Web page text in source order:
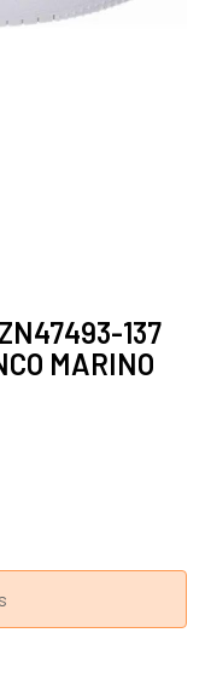
137
MARINO